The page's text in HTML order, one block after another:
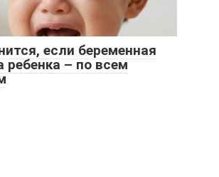
если беременная
ребенка – по всем